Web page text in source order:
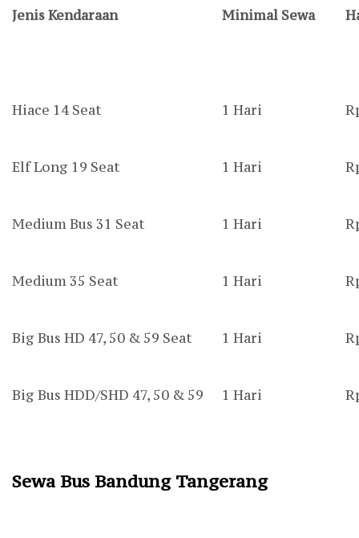
Jenis Kendaraan Minimal Sewa
Hiace 14 Seat 1 Hari
Elf Long 19 Seat 1 Hari
Medium Bus 31 Seat 1 Hari
Medium 35 Seat 1 Hari
Big Bus HD 47, 50 & 59 Seat 1 Hari
Big Bus HDD/SHD 47, 50 & 59 1 Hari
Sewa Bus Bandung Tangerang